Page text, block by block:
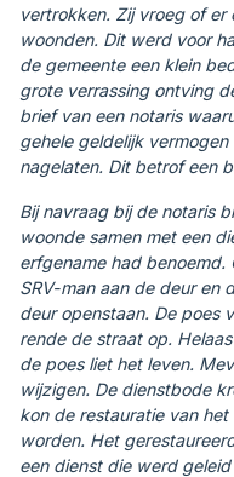
vertrokken. Zij vroeg of er
woonden. Dit werd voor
de gemeente een klein
grote verrassing ontving
brief van een notaris
gehele geldelijk
nagelaten. Dit betrof een
Bij navraag bij de notaris
woonde samen met een
erfgename had
SRV-man aan de deur en
deur openstaan. De poes
rende de straat op.
de poes liet het leven.
wijzigen. De dienstbode
kon de restauratie van
worden. Het
een dienst die werd